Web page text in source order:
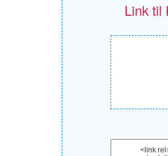
Link til